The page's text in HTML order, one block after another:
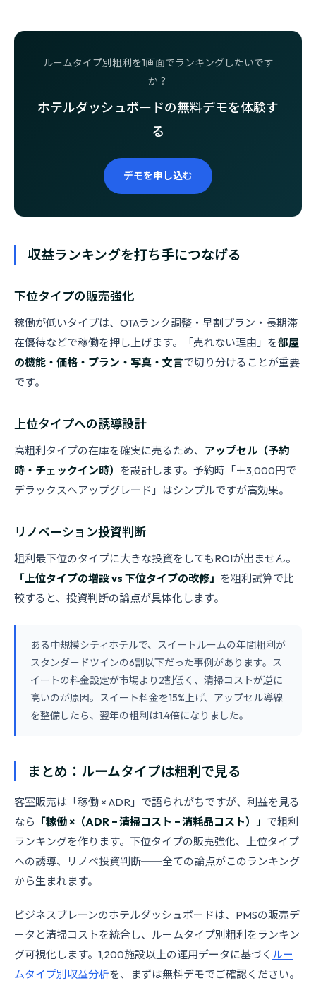
ルームタイプ別粗利を1画面でランキングしたいです
か？
ホテルダッシュボードの無料デモを体験す
る
デモを申し込む
収益ランキングを打ち手につなげる
下位タイプの販売強化
稼働が低いタイプは、OTAランク調整・早割プラン・長期滞
在優待などで稼働を押し上げます。「売れない理由」を部屋
の機能・価格・プラン・写真・文言で切り分けることが重要
です。
上位タイプへの誘導設計
高粗利タイプの在庫を確実に売るため、 アップセル（予約
時・チェックイン時） を設計します。予約時「＋3,000円で
デラックスへアップグレード」はシンプルですが高効果。
リノベーション投資判断
粗利最下位のタイプに大きな投資をしてもROIが出ません。
「上位タイプの増設 vs 下位タイプの改修」 を粗利試算で比
較すると、投資判断の論点が具体化します。
ある中規模シティホテルで、スイートルームの年間粗利が
スタンダードツインの6割以下だった事例があります。ス
イートの料金設定が市場より2割低く、清掃コストが逆に
高いのが原因。スイート料金を15%上げ、アップセル導線
を整備したら、翌年の粗利は1.4倍になりました。
まとめ：ルームタイプは粗利で見る
客室販売は「稼働 × ADR」で語られがちですが、利益を見る
なら 「稼働 ×（ADR − 清掃コスト − 消耗品コスト）」 で粗利
ランキングを作ります。下位タイプの販売強化、上位タイプ
への誘導、リノベ投資判断──全ての論点がこのランキング
から生まれます。
ビジネスブレーンのホテルダッシュボードは、PMSの販売デ
ータと清掃コストを統合し、ルームタイプ別粗利をランキン
グ可視化します。1,200施設以上の運用データに基づく ルー
ムタイプ別収益分析を、まずは無料デモでご確認ください。